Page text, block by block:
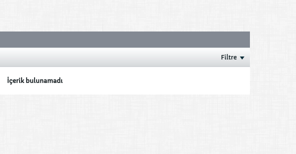
Filtre
İçerik bulunamadı